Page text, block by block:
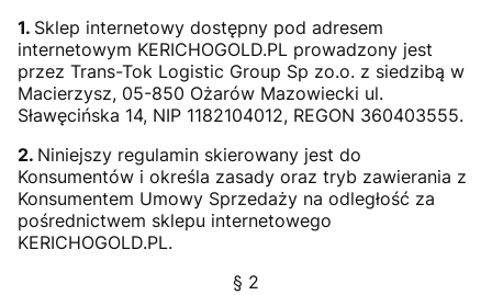
1. Sklep internetowy dostępny pod adresem
internetowym KERICHOGOLD.PL prowadzony jest
przez Trans-Tok Logistic Group Sp zo.o. z siedzibą w
Macierzysz, 05-850 Ożarów Mazowiecki ul.
Sławęcińska 14, NIP 1182104012, REGON 360403555.
2. Niniejszy regulamin skierowany jest do
Konsumentów i określa zasady oraz tryb zawierania z
Konsumentem Umowy Sprzedaży na odległość za
pośrednictwem sklepu internetowego
KERICHOGOLD.PL.
§ 2